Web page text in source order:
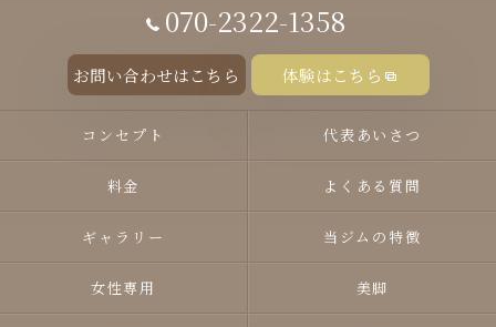
070-2322-1358
お問い合わせはこちら 体験はこちら
コンセプト 代表あいさつ
料金 よくある質問
ギャラリー 当ジムの特徴
女性専用 美脚